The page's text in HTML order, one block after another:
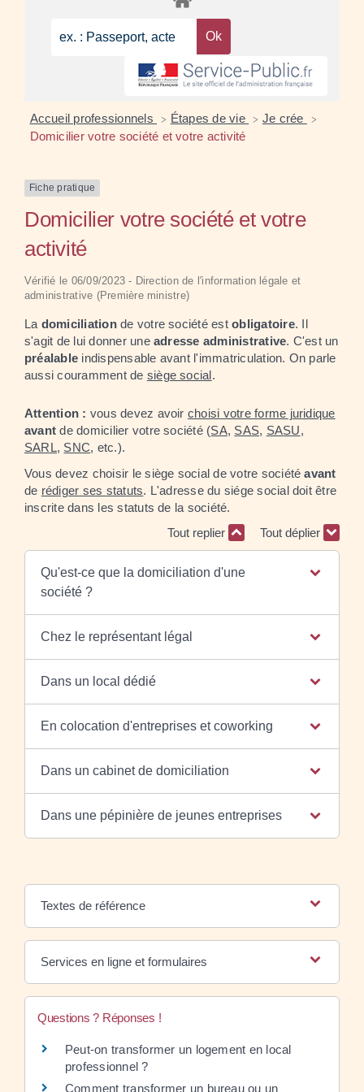
Accueil professionnels > Étapes de vie > Je crée >
Domicilier votre société et votre activité
Fiche pratique
Domicilier votre société et votre
activité
Vérifié le 06/09/2023 - Direction de l'information légale et
administrative (Première ministre)
La domiciliationde votre société estobligatoire. Il
s'agit de lui donner une adresse administrative. C'est un
préalable indispensable avant l'immatriculation. On parle
aussi couramment de siège social.
Attention : vous devez avoir choisi votre forme juridique
avant de domicilier votre société (SA, SAS, SASU,
SARL, SNC, etc.).
Vous devez choisir le siège social de votre sociétéavant
de rédiger ses statuts. L'adresse du siége social doit être
inscrite dans les statuts de la société.
Tout replier
Tout déplier
Qu'est-ce que la domiciliation d'une
société ?
Chez le représentant légal
Dans un local dédié
En colocation d'entreprises et coworking
Dans un cabinet de domiciliation
Dans une pépinière de jeunes entreprises
Textes de référence
Services en ligne et formulaires
Questions ? Réponses !
Peut-on transformer un logement en local
professionnel ?
Comment transformer un bureau ou un